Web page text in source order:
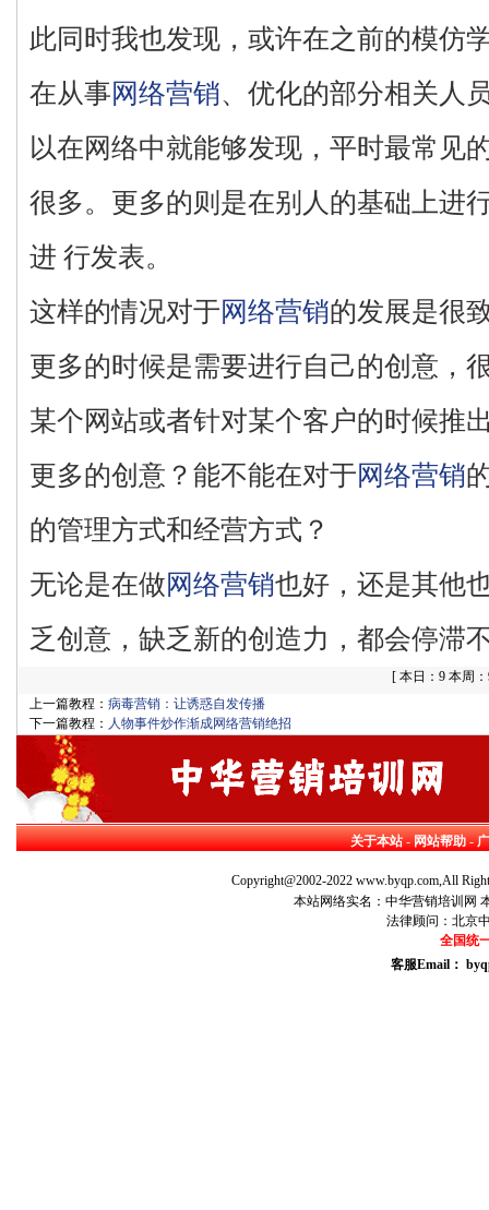
此同时我也发现，或许在之前的模仿
在从事网络营销、优化的部分相关人
以在网络中就能够发现，平时最常见
很多。更多的则是在别人的基础上进
进 行发表。
这样的情况对于网络营销的发展是很
更多的时候是需要进行自己的创意，
某个网站或者针对某个客户的时候推
更多的创意？能不能在对于网络营销
的管理方式和经营方式？
无论是在做网络营销也好，还是其他
乏创意，缺乏新的创造力，都会停滞
[ 本日：9 本周
上一篇教程： 病毒营销：让诱惑自发传播
下一篇教程： 人物事件炒作渐成网络营销绝招
关于本站 - 网站帮助 -
Copyright@2002-2022 www.byqp.com,All
本站网络实名：中华营销培训网
法律顾问：北
全国统
客服Email：